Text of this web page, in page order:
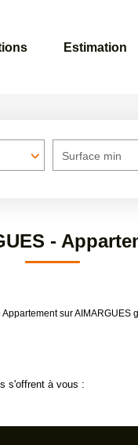
Estimation
Surface min
-
sur AIMARGUES
s'offrent à vous :